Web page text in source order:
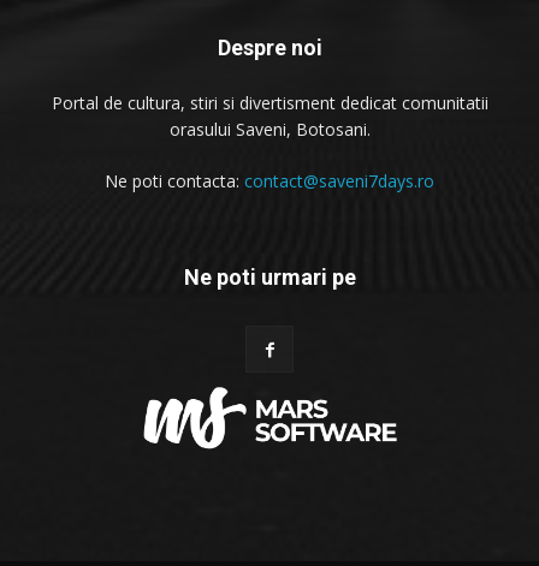
Despre noi
Portal de cultura, stiri si divertisment dedicat comunitatii
orasului Saveni, Botosani.
Ne poti contacta: contact@saveni7days.ro
Ne poti urmari pe